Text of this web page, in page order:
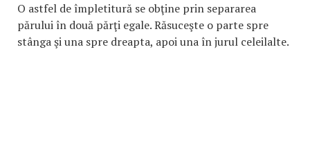
O astfel de împletitură se obţine prin separarea
părului în două părţi egale. Răsuceşte o parte spre
stânga şi una spre dreapta, apoi una în jurul celeilalte.